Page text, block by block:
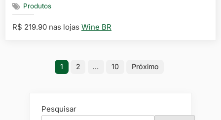
Produtos
R$ 219.90 nas lojas Wine BR
Paginação
1 2 … 10 Próximo
Pesquisar